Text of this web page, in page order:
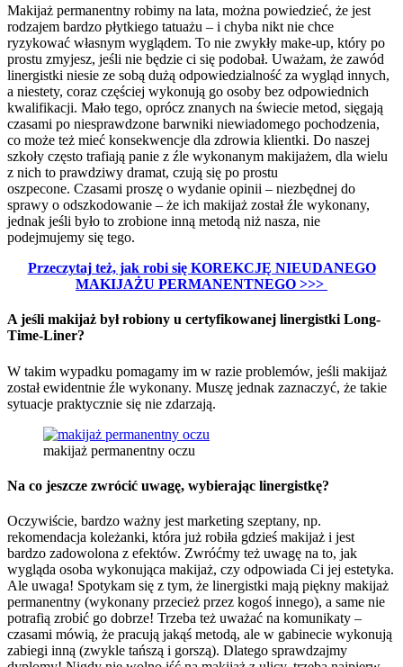
Makijaż permanentny robimy na lata, można powiedzieć, że jest
rodzajem bardzo płytkiego tatuażu – i chyba nikt nie chce
ryzykować własnym wyglądem. To nie zwykły make-up, który po
prostu zmyjesz, jeśli nie będzie ci się podobał. Uważam, że zawód
linergistki niesie ze sobą dużą odpowiedzialność za wygląd innych,
a niestety, coraz częściej wykonują go osoby bez odpowiednich
kwalifikacji. Mało tego, oprócz znanych na świecie metod, sięgają
czasami po niesprawdzone barwniki niewiadomego pochodzenia,
co może też mieć konsekwencje dla zdrowia klientki. Do naszej
szkoły często trafiają panie z źle wykonanym makijażem, dla wielu
z nich to prawdziwy dramat, czują się po prostu
oszpecone. Czasami proszę o wydanie opinii – niezbędnej do
sprawy o odszkodowanie – że ich makijaż został źle wykonany,
jednak jeśli było to zrobione inną metodą niż nasza, nie
podejmujemy się tego.
Przeczytaj też, jak robi się KOREKCJĘ NIEUDANEGO
MAKIJAŻU PERMANENTNEGO >>>
A jeśli makijaż był robiony u certyfikowanej linergistki Long-
Time-Liner?
W takim wypadku pomagamy im w razie problemów, jeśli makijaż
został ewidentnie źle wykonany. Muszę jednak zaznaczyć, że takie
sytuacje praktycznie się nie zdarzają.
makijaż permanentny oczu
Na co jeszcze zwrócić uwagę, wybierając linergistkę?
Oczywiście, bardzo ważny jest marketing szeptany, np.
rekomendacja koleżanki, która już robiła gdzieś makijaż i jest
bardzo zadowolona z efektów. Zwróćmy też uwagę na to, jak
wygląda osoba wykonująca makijaż, czy odpowiada Ci jej estetyka.
Ale uwaga! Spotykam się z tym, że linergistki mają piękny makijaż
permanentny (wykonany przecież przez kogoś innego), a same nie
potrafią zrobić go dobrze! Trzeba też uważać na komunikaty –
czasami mówią, że pracują jakąś metodą, ale w gabinecie wykonują
zabiegi inną (zwykle tańszą i gorszą). Dlatego sprawdzajmy